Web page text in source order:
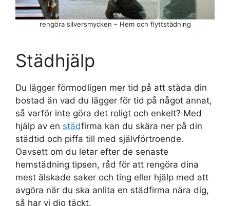
Städhjälp
Du lägger förmodligen mer tid på att städa din
bostad än vad du lägger för tid på något annat,
så varför inte göra det roligt och enkelt? Med
hjälp av en städfirma kan du skära ner på din
städtid och piffa till med självförtroende.
Oavsett om du letar efter de senaste
hemstädning tipsen, råd för att rengöra dina
mest älskade saker och ting eller hjälp med att
avgöra när du ska anlita en städfirma nära dig,
så har vi dig täckt.
rengöra silversmycken – Hem och flyttstädning